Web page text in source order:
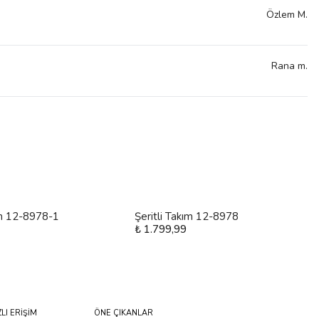
Özlem M.
Rana m.
12-8978-1
Şeritli Takım 12-8978
₺ 1.799,99
ERİŞİM ÖNE ÇIKANLAR